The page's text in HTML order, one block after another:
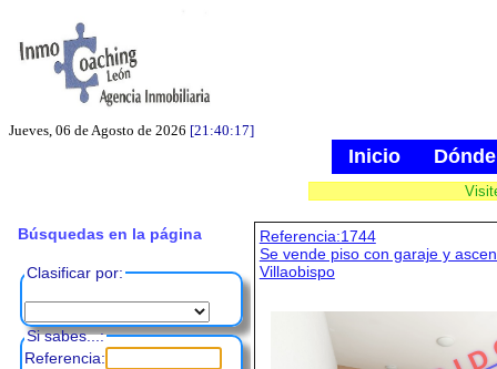
Jueves, 06 de Agosto de 2026 [21:40:18]
Inicio
Búsquedas en la página
Clasificar por:
Si sabes...:
Referencia:
Referencia:1744
Se vende piso con garaje y
Villaobispo